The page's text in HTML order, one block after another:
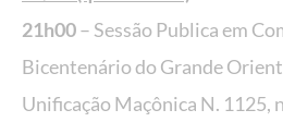
21h00– Sessão Publica em
Bicentenário do Grande
Unificação Maçônica N. 1125,